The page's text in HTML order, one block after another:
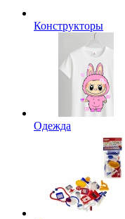
Конструкторы
Одежда